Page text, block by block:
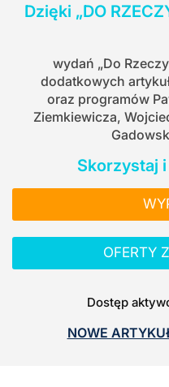
Dzięki „DO
wydań „Do
dodatkowych
oraz programów
Ziemkiewicza,
Skorzystaj
OFERTY
Dostęp
NOWE